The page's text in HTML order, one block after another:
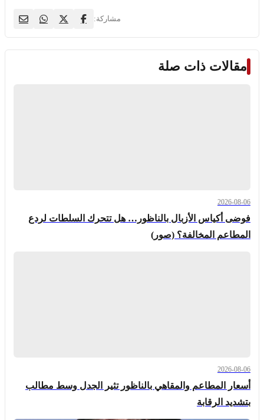
مشاركة:
مقالات ذات صلة
2026-08-06
فوضى أكياس الأزبال بالناظور… هل تتحرك السلطات لردع
المطاعم المخالفة؟ (صور)
2026-08-06
أسعار المطاعم والمقاهي بالناظور تثير الجدل وسط مطالب
بتشديد الرقابة